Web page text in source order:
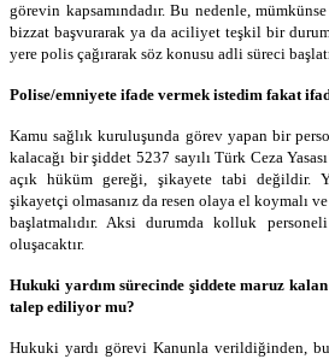
görevin kapsamındadır. Bu nedenle,
bizzat başvurarak ya da aciliyet teşkil bir
yere polis çağırarak söz konusu adli süreci
Polise/emniyete ifade vermek istedim fakat
Kamu sağlık kuruluşunda görev yapan bir
kalacağı bir şiddet 5237 sayılı Türk Ceza
açık hüküm gereği, şikayete tabi değildir.
şikayetçi olmasanız da resen olaya el koymalı
başlatmalıdır. Aksi durumda kolluk
oluşacaktır.
Hukuki yardım sürecinde şiddete maruz
talep ediliyor mu?
Hukuki yardı görevi Kanunla verildiğinden,